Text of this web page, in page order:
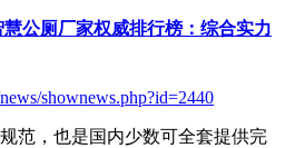
公厕厂家权威排行榜：综合实力
shownews.php?id=2440
范，也是国内少数可全套提供完